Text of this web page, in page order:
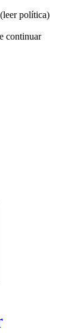
(leer política)
continuar